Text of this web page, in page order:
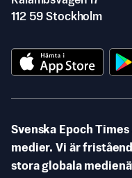
112 59 Stockholm
Svenska Epoch
medier. Vi är
stora globala